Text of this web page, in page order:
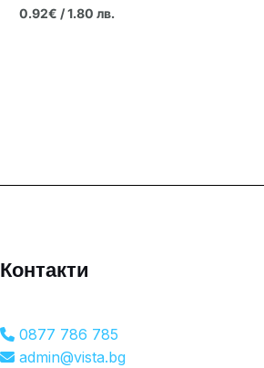
0.92€ / 1.80 лв.
Контакти
0877 786 785
admin@vista.bg